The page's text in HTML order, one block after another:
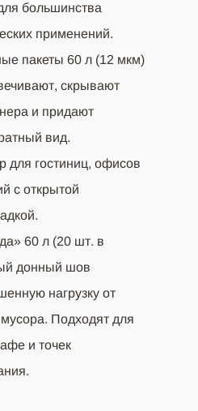
большинства
применений.
пакеты 60 л (12 мкм)
скрывают
и придают
вид.
гостиниц, офисов
с открытой
60 л (20 шт. в
донный шов
нагрузку от
Подходят для
и точек